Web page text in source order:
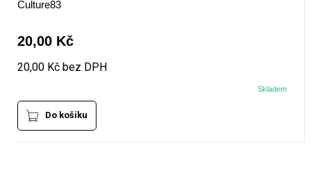
Culture83
20,00 Kč
20,00 Kč bez DPH
Skladem
Do košíku